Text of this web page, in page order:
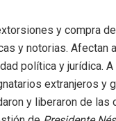
y compra
y notorias.
política y jurídica.
extranjeros y
y liberaron de las